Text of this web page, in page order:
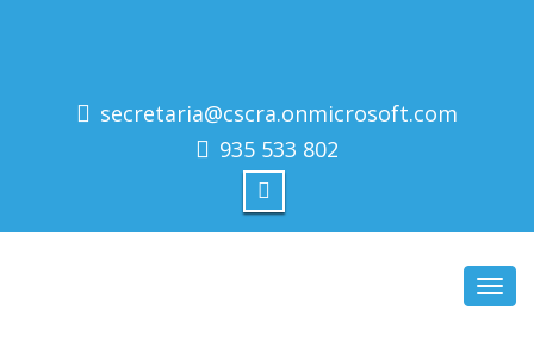
secretaria@cscra.onmicrosoft.com
935 533 802